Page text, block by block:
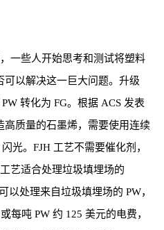
一些人开始思考和测试将塑料
可以解决这一巨大问题。升级
转化为 FG。根据 ACS 发表
质量的石墨烯，需要使用连续
光。FJH 工艺不需要催化剂，
艺适合处理垃圾填埋场的
以处理来自垃圾填埋场的 PW，
每吨 PW 约 125 美元的电费，